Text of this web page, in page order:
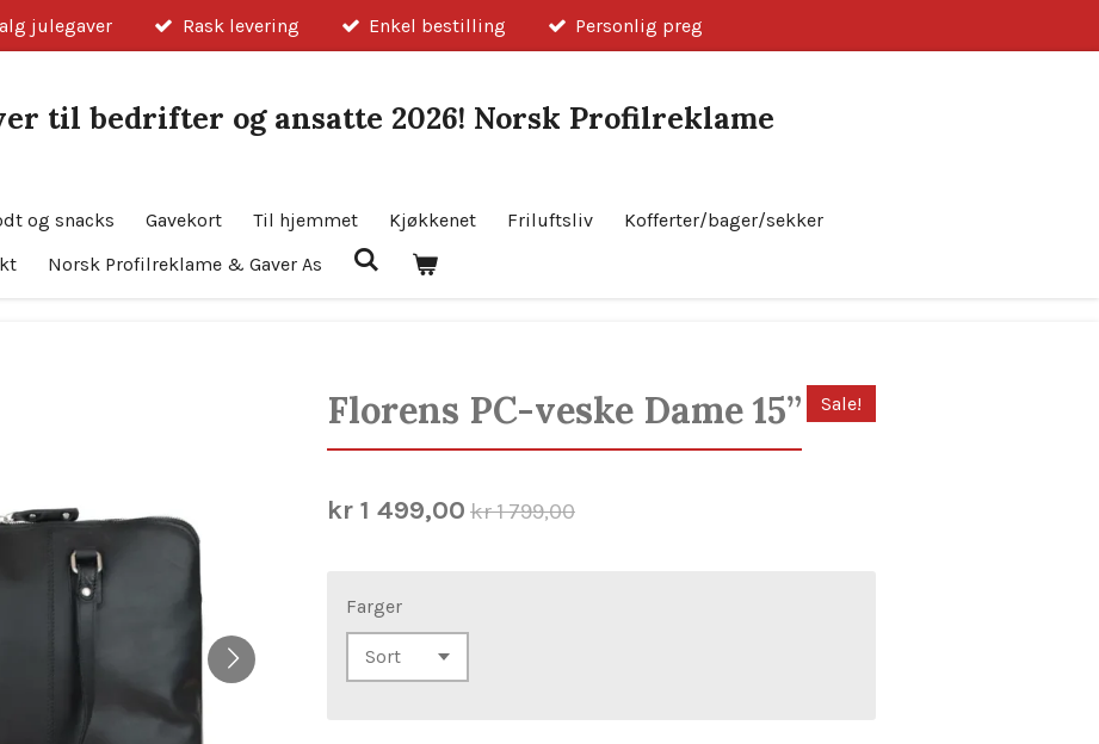
julegaver Rask levering Enkel bestilling Personlig preg
til bedrifter og ansatte 2026! Norsk Profilreklame
og snacks Gavekort Til hjemmet Kjøkkenet Friluftsliv
Kofferter/bager/sekker
Norsk Profilreklame & Gaver As
Florens PC-veske Dame 15” Sale!
kr 1 499,00 kr 1 799,00
Farger